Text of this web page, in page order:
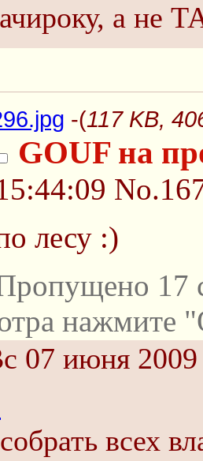
а не
-(117 KB,
GOUF на
лесу :)
17
нажмите
07 июня
всех